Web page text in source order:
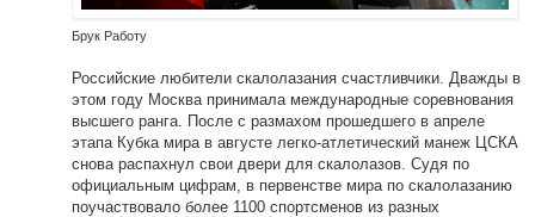
Брук Работу
Российские любители скалолазания счастливчики. Дважды в
этом году Москва принимала международные соревнования
высшего ранга. После с размахом прошедшего в апреле
этапа Кубка мира в августе легко-атлетический манеж ЦСКА
снова распахнул свои двери для скалолазов. Судя по
официальным цифрам, в первенстве мира по скалолазанию
поучаствовало более 1100 спортсменов из разных